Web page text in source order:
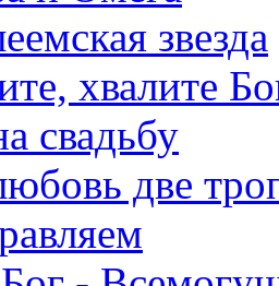
звезда
хвалите
свадьбу
две